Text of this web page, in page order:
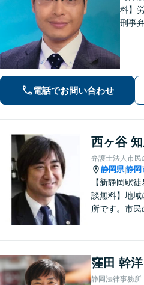
料】
刑事
す。
電話でお問い合わせ
西ヶ谷
弁護士法人市民
静岡県|静岡
【新静岡駅
談無料】地域
所です。市民
軽にご連絡く
窪田 幹洋
静岡法律事務所